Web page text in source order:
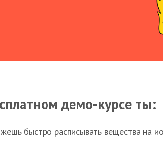
демо-курсе ты:
быстро расписывать вещества на